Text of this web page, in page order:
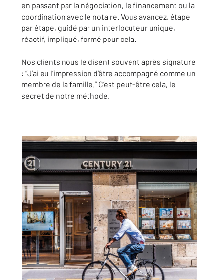
en passant par la négociation, le financement ou la
coordination avec le notaire. Vous avancez, étape
par étape, guidé par un interlocuteur unique,
réactif, impliqué, formé pour cela.
Nos clients nous le disent souvent après signature
: “J’ai eu l’impression d’être accompagné comme un
membre de la famille.” C’est peut-être cela, le
secret de notre méthode.